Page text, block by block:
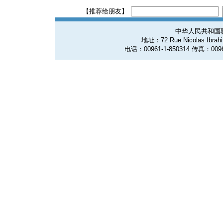
【推荐给朋友】
中华人民共和国
地址：72 Rue Nicolas
电话：00961-1-850314 传真：